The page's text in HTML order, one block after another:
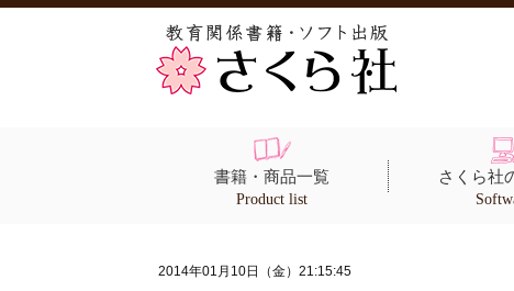
書籍・商品一覧
Product list
さくら社
2014年01月10日（金）21:15:45